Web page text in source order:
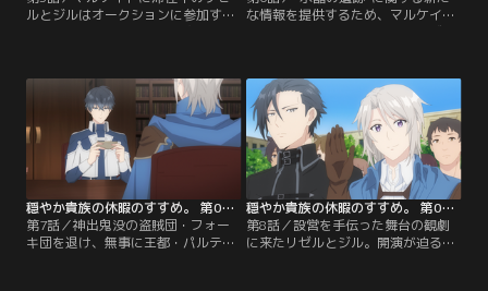
ルとジルはオークションに参加する
ケイドの迷宮にして観光名所の“水
晶の遺跡”に興味を持ったリゼルは
そこに隠し部屋があることに気が付
く。さっそく真相を確かめるた
め、“水晶の遺跡”に向かうリゼルと
ジル。
な情報を提供するため、マルケイド
の冒険者ギルドにやって来たリゼル
ギルド内はザワつき始める。情報の
真偽を疑う冒険者も現れる中、リゼ
ルが証拠として取り出したのは！？
その後、リゼルとジルはジャッジと
合流するため彼の実家へ。
穏やか貴族の休暇のすすめ。 第07話
第7話／神出鬼没の盗賊団・フォー
キ団を退け、無事に王都・パルテダ
穏やか貴族の休暇のすすめ。 第08話
第8話／設営を手伝った舞台の観劇
に来たリゼルとジル。開演が迫る